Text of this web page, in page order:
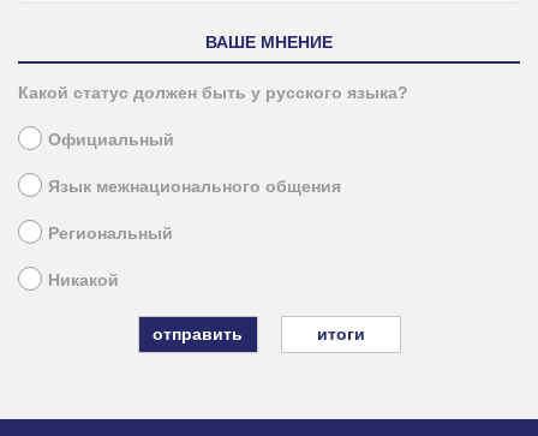
ВАШЕ МНЕНИЕ
Какой статус должен быть у русского языка?
Официальный
Язык межнационального общения
Региональный
Никакой
итоги